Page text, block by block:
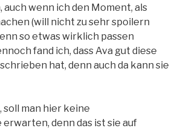
wenn ich den Moment, als
(will nicht zu sehr spoilern
so etwas wirklich passen
fand ich, dass Ava gut diese
hat, denn auch da kann sie
soll man hier keine
denn das ist sie auf